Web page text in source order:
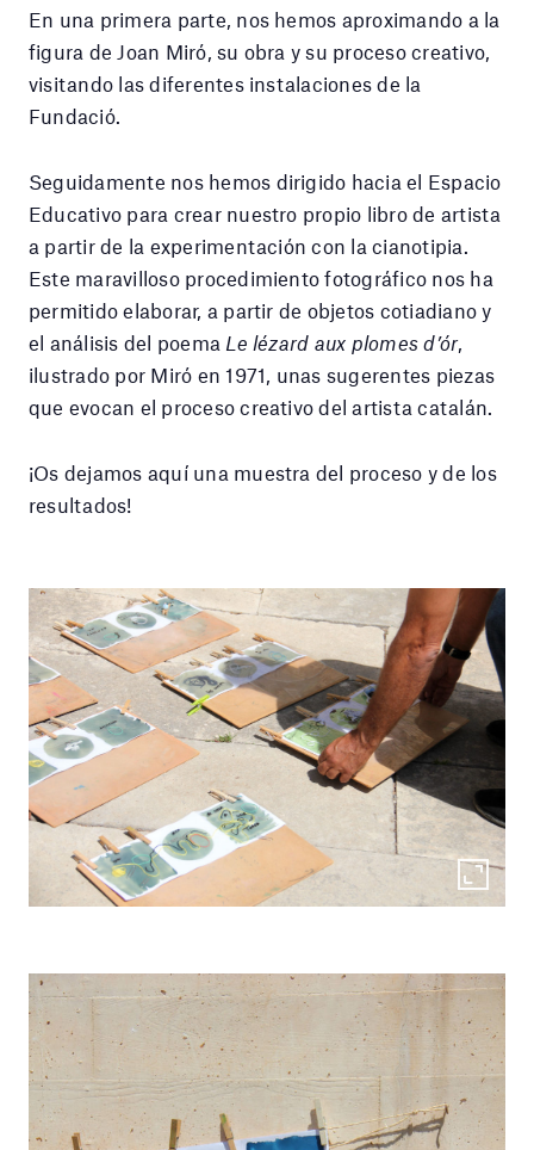
En una primera parte, nos hemos aproximando a la
figura de Joan Miró, su obra y su proceso creativo,
visitando las diferentes instalaciones de la
Fundació.
Seguidamente nos hemos dirigido hacia el Espacio
Educativo para crear nuestro propio libro de artista
a partir de la experimentación con la cianotipia.
Este maravilloso procedimiento fotográfico nos ha
permitido elaborar, a partir de objetos cotiadiano y
el análisis del poema Le lézard aux plomes d’ór,
ilustrado por Miró en 1971, unas sugerentes piezas
que evocan el proceso creativo del artista catalán.
¡Os dejamos aquí una muestra del proceso y de los
resultados!